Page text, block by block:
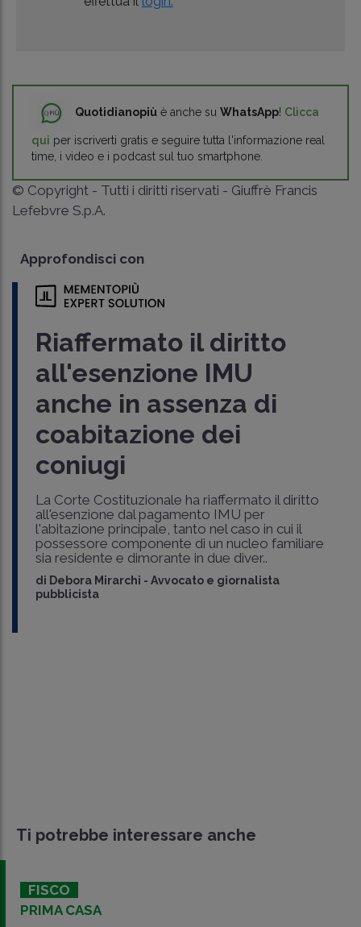
Quotidianopiù è anche su WhatsApp! Clicca
qui per iscriverti gratis e seguire tutta l'informazione real
time, i video e i podcast sul tuo smartphone.
© Copyright - Tutti i diritti riservati - Giuffrè Francis
Lefebvre S.p.A.
Approfondisci con
Riaffermato il diritto
all'esenzione IMU
anche in assenza di
coabitazione dei
coniugi
La Corte Costituzionale ha riaffermato il diritto
all'esenzione dal pagamento IMU per
l'abitazione principale, tanto nel caso in cui il
possessore componente di un nucleo familiare
sia residente e dimorante in due diver..
di Debora Mirarchi - Avvocato e giornalista
pubblicista
Ti potrebbe interessare anche
FISCO
PRIMA CASA